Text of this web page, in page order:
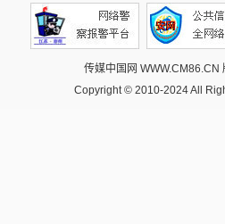
传媒中国网
Copyright © 2010-2024 All